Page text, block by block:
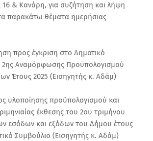
& Κανάρη, για συζήτηση και λήψη
παρακάτω θέματα ημερήσιας
προς έγκριση στο Δημοτικό
2ης Αναμόρφωσης Προϋπολογισμού
Έτους 2025 (Εισηγητής κ. Αδάμ)
υλοποίησης προϋπολογισμού και
έκθεσης του 2ου τριμήνου
εσόδων και εξόδων του Δήμου έτους
Συμβούλιο (Εισηγητής κ. Αδάμ)